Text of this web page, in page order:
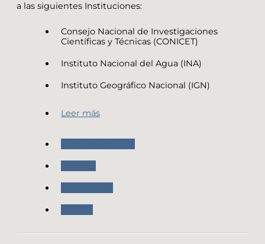
a las siguientes Instituciones:
Consejo Nacional de Investigaciones
Científicas y Técnicas (CONICET)
Instituto Nacional del Agua (INA)
Instituto Geográfico Nacional (IGN)
Leer más